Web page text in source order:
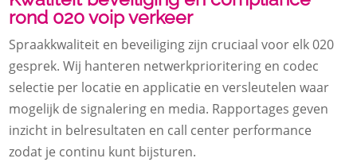
rond 020 voip verkeer
Spraakkwaliteit en beveiliging zijn cruciaal voor elk 020
gesprek.​ Wij hanteren netwerkprioritering en codec
selectie per locatie en applicatie en versleutelen waar
mogelijk de signalering en media.​ Rapportages geven
inzicht in belresultaten en call center performance
zodat je continu kunt bijsturen.​